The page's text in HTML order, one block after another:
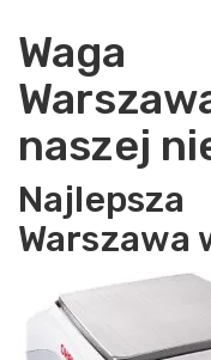
Waga
naszej
Warszawa